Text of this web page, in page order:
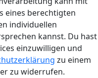
eines berechtigten
individuellen
kannst. Du hast
einzuwilligen und
zu einem
zu widerrufen.